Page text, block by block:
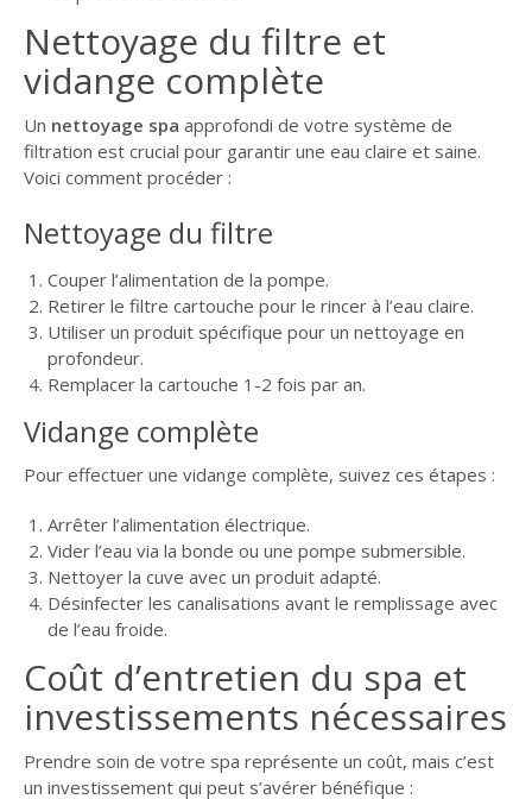
Nettoyage du filtre et
vidange complète
Un nettoyage spa approfondi de votre système de
filtration est crucial pour garantir une eau claire et saine.
Voici comment procéder :
Nettoyage du filtre
Couper l’alimentation de la pompe.
Retirer le filtre cartouche pour le rincer à l’eau claire.
Utiliser un produit spécifique pour un nettoyage en
profondeur.
Remplacer la cartouche 1-2 fois par an.
Vidange complète
Pour effectuer une vidange complète, suivez ces étapes :
Arrêter l’alimentation électrique.
Vider l’eau via la bonde ou une pompe submersible.
Nettoyer la cuve avec un produit adapté.
Désinfecter les canalisations avant le remplissage avec
de l’eau froide.
Coût d’entretien du spa et
investissements nécessaires
Prendre soin de votre spa représente un coût, mais c’est
un investissement qui peut s’avérer bénéfique :